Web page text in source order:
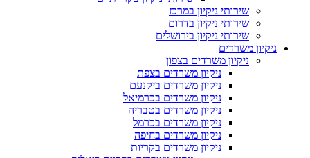
שירותי ניקיון במרכז
שירותי ניקיון בדרום
שירותי ניקיון בירושלים
ניקיון משרדים
ניקיון משרדים בצפון
ניקיון משרדים בצפת
ניקיון משרדים ביקנעם
ניקיון משרדים בכרמיאל
ניקיון משרדים בטבריה
ניקיון משרדים בכרמל
ניקיון משרדים בחיפה
ניקיון משרדים בקריות